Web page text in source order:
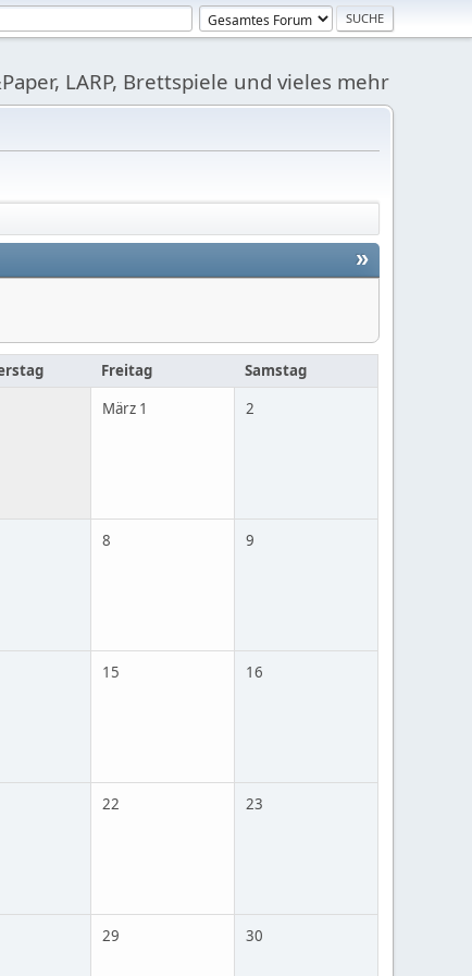
LARP, Brettspiele und vieles mehr
»
Freitag Samstag
März 1 2
8 9
15 16
22 23
29 30